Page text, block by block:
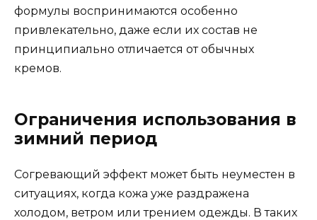
формулы воспринимаются особенно
привлекательно, даже если их состав не
принципиально отличается от обычных
кремов.
Ограничения использования в
зимний период
Согревающий эффект может быть неуместен в
ситуациях, когда кожа уже раздражена
холодом, ветром или трением одежды. В таких